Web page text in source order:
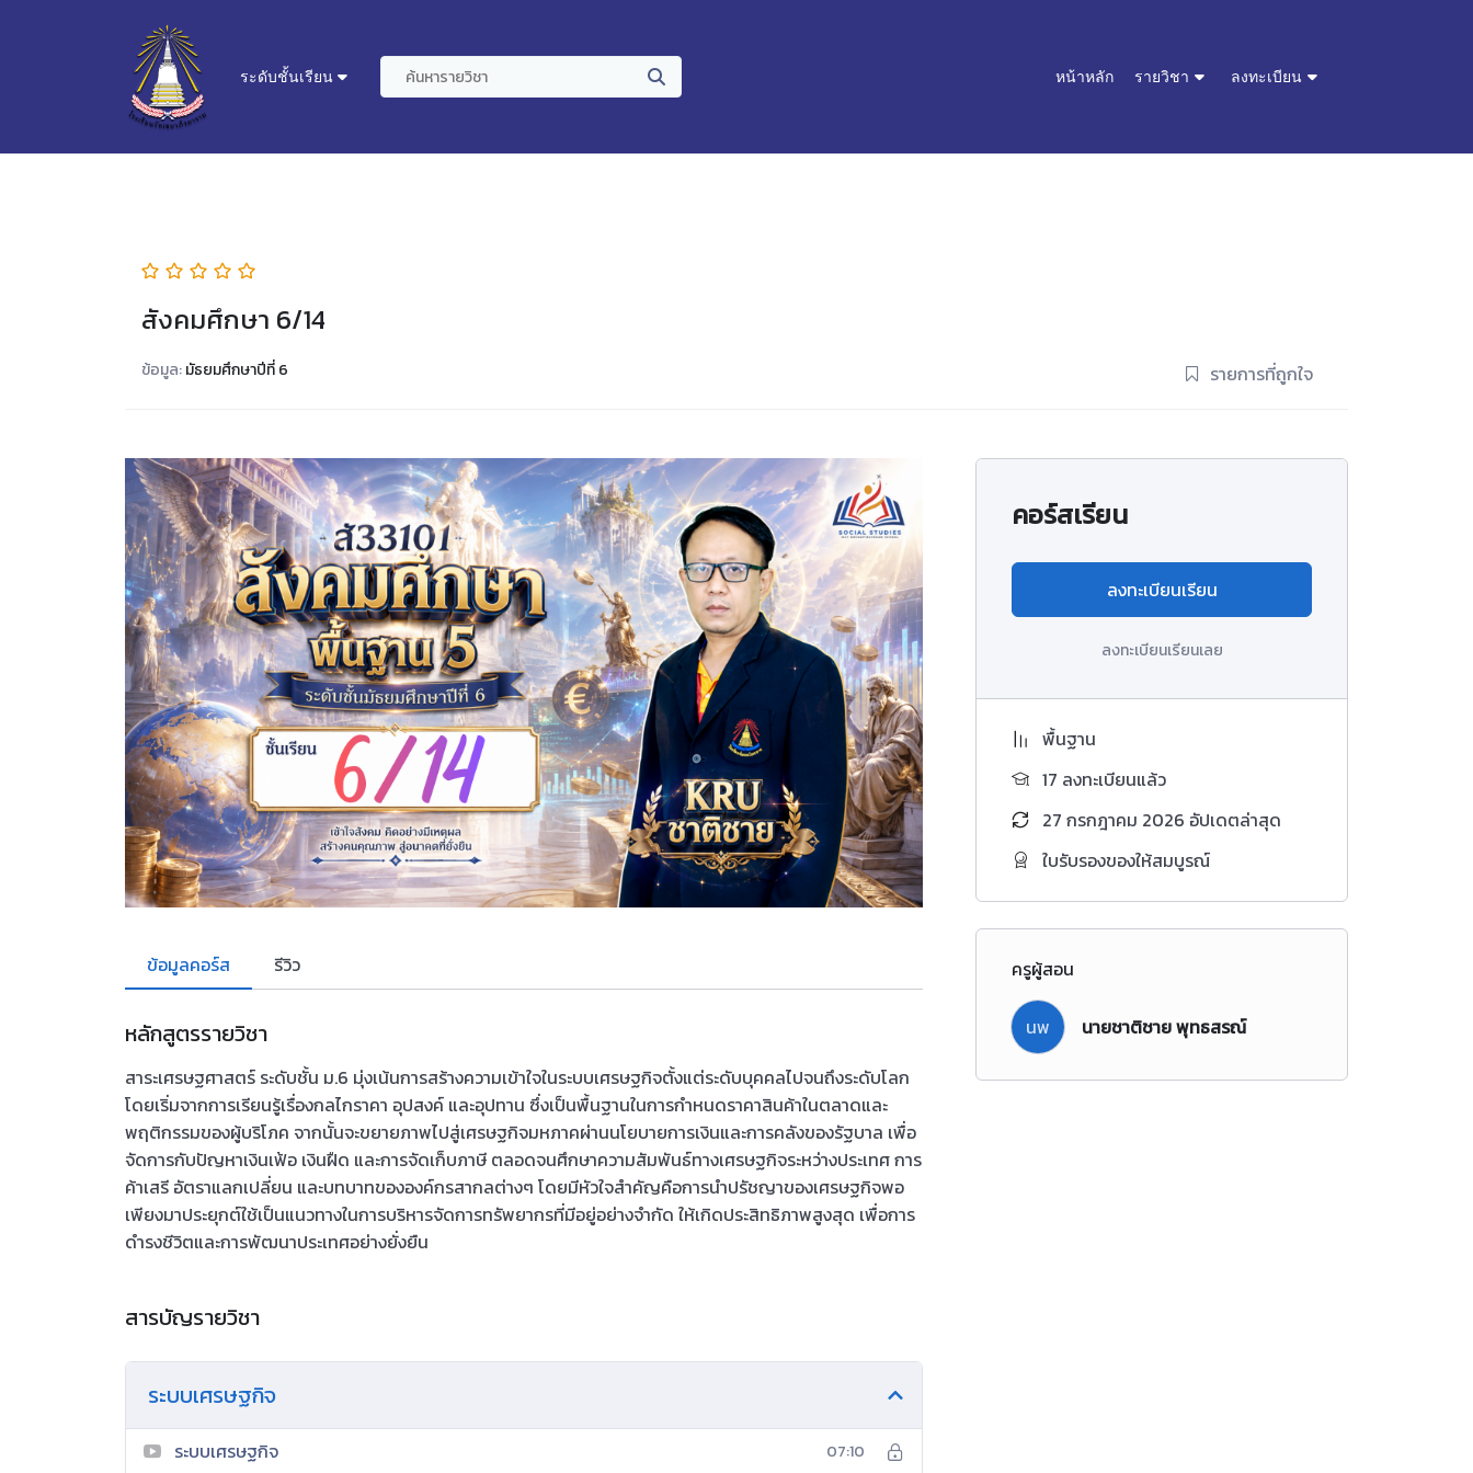
ระดับชั้นเรียน หน้าหลัก รายวิชา ลงทะเบียน
สังคมศึกษา 6/14
ข้อมูล:มัธยมศึกษาปีที่ 6 รายการที่ถูกใจ
ข้อมูลคอร์ส รีวิว
หลักสูตรรายวิชา
สาระเศรษฐศาสตร์ ระดับชั้น ม.6 มุ่งเน้นการสร้างความเข้าใจในระบบเศรษฐกิจตั้งแต่ระดับบุคคลไปจนถึงระดับโลก
โดยเริ่มจากการเรียนรู้เรื่องกลไกราคา อุปสงค์ และอุปทาน ซึ่งเป็นพื้นฐานในการกำหนดราคาสินค้าในตลาดและ
พฤติกรรมของผู้บริโภค จากนั้นจะขยายภาพไปสู่เศรษฐกิจมหภาคผ่านนโยบายการเงินและการคลังของรัฐบาล เพื่อ
จัดการกับปัญหาเงินเฟ้อ เงินฝืด และการจัดเก็บภาษี ตลอดจนศึกษาความสัมพันธ์ทางเศรษฐกิจระหว่างประเทศ การ
ค้าเสรี อัตราแลกเปลี่ยน และบทบาทขององค์กรสากลต่างๆ โดยมีหัวใจสำคัญคือการนำปรัชญาของเศรษฐกิจพอ
เพียงมาประยุกต์ใช้เป็นแนวทางในการบริหารจัดการทรัพยากรที่มีอยู่อย่างจำกัด ให้เกิดประสิทธิภาพสูงสุด เพื่อการ
ดำรงชีวิตและการพัฒนาประเทศอย่างยั่งยืน
สารบัญรายวิชา
ระบบเศรษฐกิจ
ระบบเศรษฐกิจ 07:10
คอร์สเรียน
ลงทะเบียนเรียน
ลงทะเบียนเรียนเลย
พื้นฐาน
17 ลงทะเบียนแล้ว
27 กรกฎาคม 2026 อัปเดตล่าสุด
ใบรับรองของให้สมบูรณ์
ครูผู้สอน
นพ นายชาติชาย พุทธสรณ์